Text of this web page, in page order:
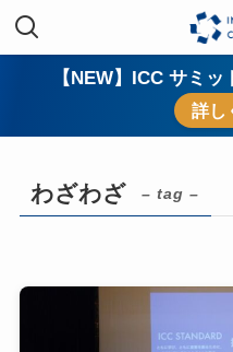
【NEW】ICC サミ
詳し
わざわざ – tag –